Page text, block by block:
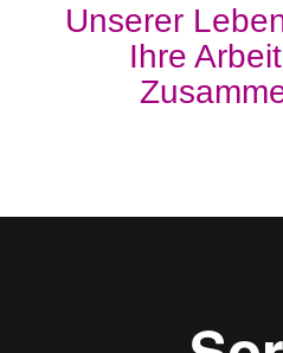
Unserer
Ihre